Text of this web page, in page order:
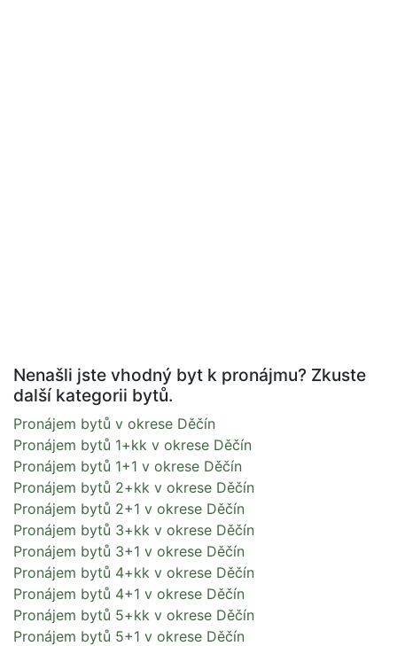
Nenašli jste vhodný byt k pronájmu? Zkuste
další kategorii bytů.
Pronájem bytů v okrese Děčín
Pronájem bytů 1+kk v okrese Děčín
Pronájem bytů 1+1 v okrese Děčín
Pronájem bytů 2+kk v okrese Děčín
Pronájem bytů 2+1 v okrese Děčín
Pronájem bytů 3+kk v okrese Děčín
Pronájem bytů 3+1 v okrese Děčín
Pronájem bytů 4+kk v okrese Děčín
Pronájem bytů 4+1 v okrese Děčín
Pronájem bytů 5+kk v okrese Děčín
Pronájem bytů 5+1 v okrese Děčín